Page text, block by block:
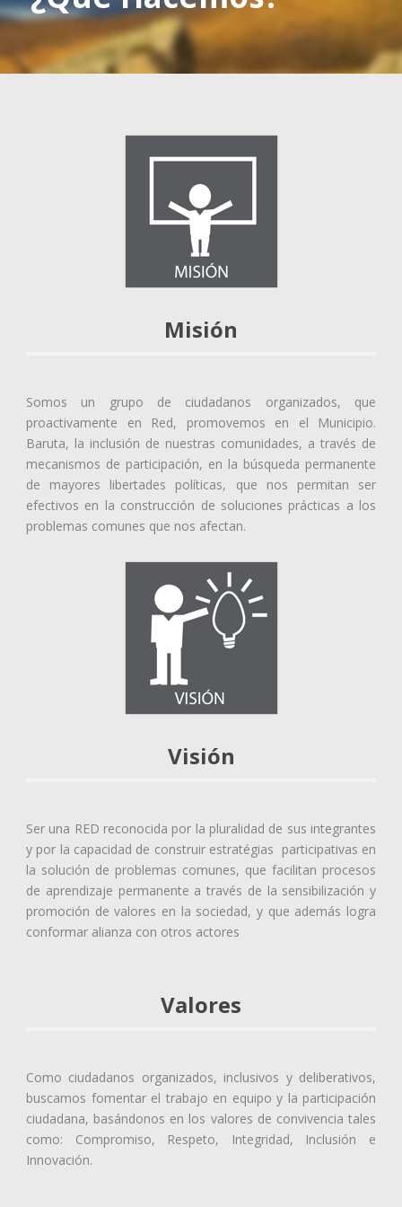
Misión
Somos un grupo de ciudadanos organizados, que
proactivamente en Red, promovemos en el Municipio.
Baruta, la inclusión de nuestras comunidades, a través de
mecanismos de participación, en la búsqueda permanente
de mayores libertades políticas, que nos permitan ser
efectivos en la construcción de soluciones prácticas a los
problemas comunes que nos afectan.
Visión
Ser una RED reconocida por la pluralidad de sus integrantes
y por la capacidad de construir estratégias participativas en
la solución de problemas comunes, que facilitan procesos
de aprendizaje permanente a través de la sensibilización y
promoción de valores en la sociedad, y que además logra
conformar alianza con otros actores
Valores
Como ciudadanos organizados, inclusivos y deliberativos,
buscamos fomentar el trabajo en equipo y la participación
ciudadana, basándonos en los valores de convivencia tales
como: Compromiso, Respeto, Integridad, Inclusión e
Innovación.